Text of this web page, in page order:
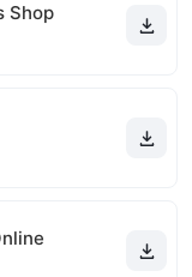
Shop